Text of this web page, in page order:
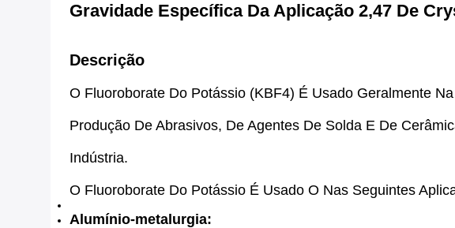
Gravidade Específica Da Aplicação 2,47 De
Descrição
O Fluoroborate Do Potássio (KBF4) É Usado Geralmente
Produção De Abrasivos, De Agentes De Solda E De
Indústria.
O Fluoroborate Do Potássio É Usado O Nas Seguintes
Alumínio-metalurgia: